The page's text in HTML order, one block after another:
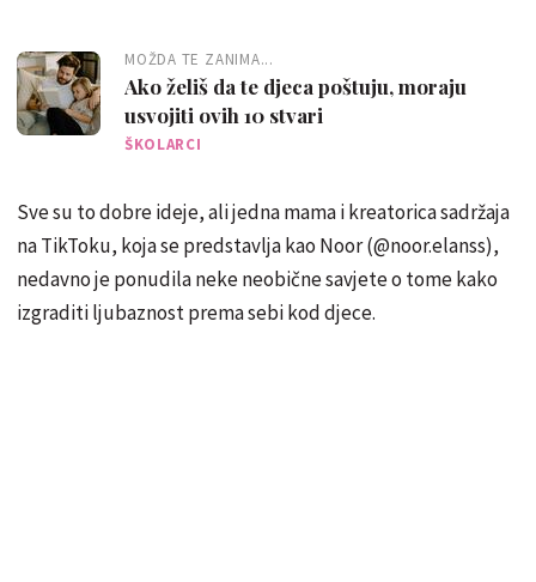
MOŽDA TE ZANIMA...
Ako želiš da te djeca poštuju, moraju
usvojiti ovih 10 stvari
ŠKOLARCI
Sve su to dobre ideje, ali jedna mama i kreatorica sadržaja
na TikToku, koja se predstavlja kao Noor (@noor.elanss),
nedavno je ponudila neke neobične savjete o tome kako
izgraditi ljubaznost prema sebi kod djece.